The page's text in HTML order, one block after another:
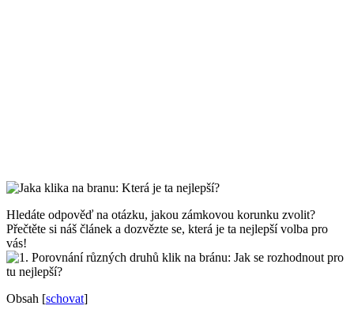
Hledáte odpověď na otázku, jakou⁣ zámkovou korunku ​zvolit?
Přečtěte ⁣si ⁣náš článek a dozvězte se, která je ta nejlepší volba ‌pro
vás!
Obsah [schovat]